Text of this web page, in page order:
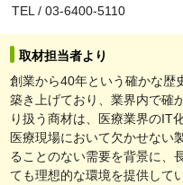
TEL / 03-6400-5110
取材担当者より
創業から40年という確かな歴
築き上げており、業界内で確
り扱う商材は、医療業界のIT
医療現場において欠かせない
ることのない需要を背景に、
ても理想的な環境を提供して